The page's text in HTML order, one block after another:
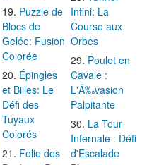
Puzzle de
Blocs de
Gelée: Fusion
Colorée
Épingles
et Billes: Le
Défi des
Tuyaux
Colorés
Folie des
Infini: La
Course aux
Orbes
Poulet en
Cavale :
L'Ã‰vasion
Palpitante
La Tour
Infernale : Défi
d'Escalade